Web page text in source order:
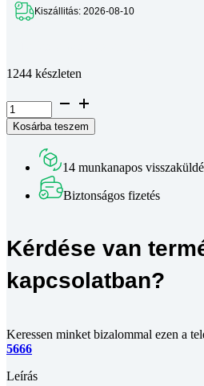
Kiszállitás: 2026-08-10
1244 készleten
Félgömbfejű
belső
kulcsnyílású
7380
horganyzott
Kosárba teszem
14 munkanapos
Biztonságos fizetés
Kérdése van
kapcsolatban?
Keressen minket bizalommal ezen a
5666
Leírás